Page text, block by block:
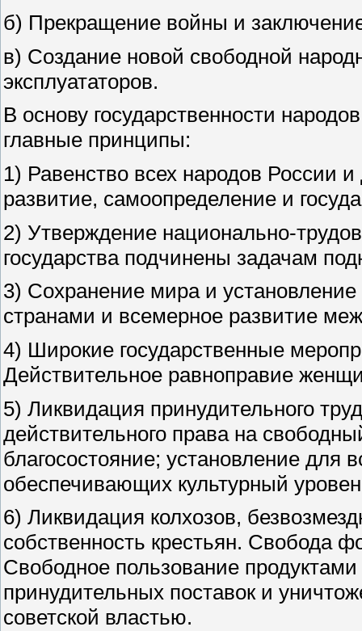
б) Прекращение войны и
в) Создание новой свободной
эксплуататоров.
В основу государственности
главные принципы:
1) Равенство всех народов России
развитие, самоопределение и
2) Утверждение национально-
государства подчинены задачам
3) Сохранение мира и
странами и всемерное развитие
4) Широкие государственные
Действительное равноправие
5) Ликвидация принудительного
действительного права на
благосостояние; установление для
обеспечивающих культурный
6) Ликвидация колхозов,
собственность крестьян. Свобода
Свободное пользование
принудительных поставок и
советской властью.